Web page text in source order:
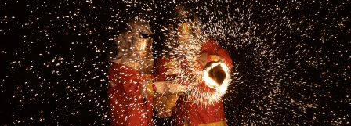
Luis Tosar Penélope Cruz Entrevista
Antena 3 » Programas » El Hormiguero » Entrevistas El
Hormiguero